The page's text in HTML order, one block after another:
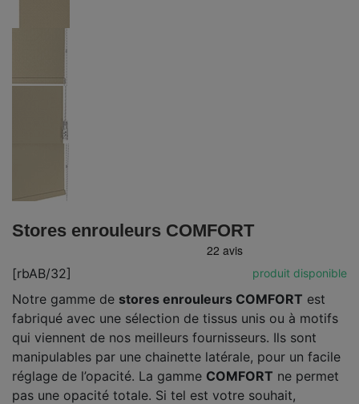
Stores enrouleurs COMFORT
[rbAB/32] produit disponible
Notre gamme de stores enrouleurs COMFORT est
fabriqué avec une sélection de tissus unis ou à motifs
qui viennent de nos meilleurs fournisseurs. Ils sont
manipulables par une chainette latérale, pour un facile
réglage de l’opacité. La gamme COMFORT ne permet
pas une opacité totale. Si tel est votre souhait,